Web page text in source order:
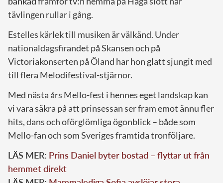
tävlingen rullar i gång.
Estelles kärlek till musiken är välkänd. Under
nationaldagsfirandet på Skansen och på
Victoriakonserten på Öland har hon glatt sjungit med
till flera Melodifestival-stjärnor.
Med nästa års Mello-fest i hennes eget landskap kan
vi vara säkra på att prinsessan ser fram emot ännu fler
hits, dans och oförglömliga ögonblick – både som
Mello-fan och som Sveriges framtida tronföljare.
LÄS MER: Prins Daniel byter bostad – flyttar ut från
hemmet direkt